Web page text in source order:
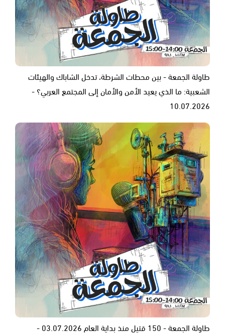
طاولة الجمعة - بين محطات الشرطة، تدخل الشاباك والهيئات
الشعبية: ما الذي يعيد الأمن والأمان إلى المجتمع العربي؟ -
10.07.2026
طاولة الجمعة - 150 قتيل منذ بداية العام 03.07.2026 -